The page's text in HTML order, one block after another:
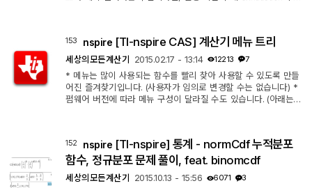
동일한 계산을 시도하면 같은 현상이 반복될 가능성이 높습니다.
따라서 식/프로그램을 수정하거나 근사값 계산인 approx(계산식)
153 nspire [TI-nspire CAS] 계산기 메뉴 트리
세상의모든계산기 2015.02.17 - 13:14 12213 7
* 메뉴는 많이 사용되는 함수를 빨리 찾아 사용할 수 있도록 만들
어진 즐겨찾기입니다. (사용자가 임의로 변경할 수는 없습니다) *
펌웨어 버전에 따라 메뉴 구성이 달라질 수도 있습니다. (아래는
r History 6:Insert Comment ⓒ 7:Library 1:Refresh Libraries
2:Insert "＼" character ＼ 3:Create Library Shortcut libShortc
152 nspire [TI-nspire] 통계 - normCdf 누적분포
함수, 정규분포 문제 풀이, feat. binomcdf
세상의모든계산기 2015.10.13 - 15:56 6071 3